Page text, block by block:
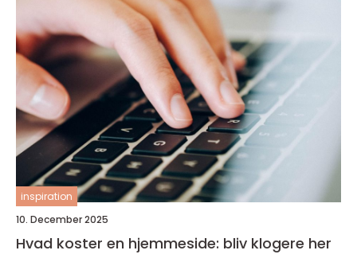
inspiration
10. December 2025
Hvad koster en hjemmeside: bliv klogere her